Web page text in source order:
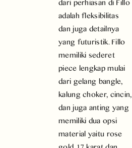
adalah fleksibilitas
dan juga detailnya
yang futuristik. Fillo
memiliki sederet
piece lengkap mulai
dari gelang bangle,
kalung choker, cincin,
dan juga anting yang
memiliki dua opsi
material yaitu rose